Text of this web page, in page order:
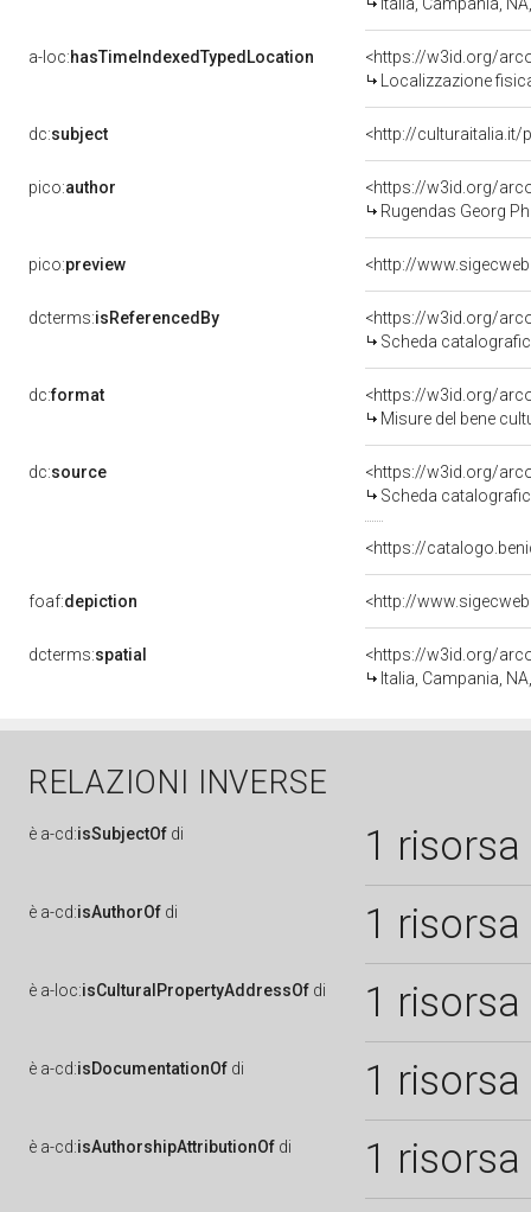
a-loc:hasTimeIndexedTypedLocation
<https://w3id.org/
Localizzazione
dc:subject <http://
pico:author
<https://w3id.org/
Rugendas Georg
pico:preview
dcterms:isReferencedBy
<https://w3id.org/
Scheda
dc:format
<https://w3id.org/
Misure del bene
dc:source
<https://w3id.org/
Scheda
<https://
foaf:depiction
dcterms:spatial
<https://w3id.org/
Italia, Campania,
RELAZIONI INVERSE
è a-cd:isSubjectOf di 1 risorsa
è a-cd:isAuthorOf di 1 risorsa
è a-loc:isCulturalPropertyAddressOf di 1 risorsa
è a-cd:isDocumentationOf di 1 risorsa
è a-cd:isAuthorshipAttributionOf di 1 risorsa